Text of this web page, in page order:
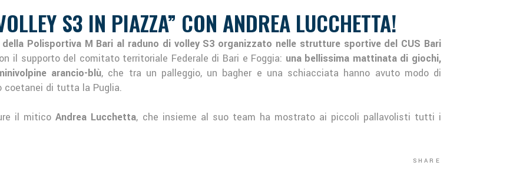
S3 IN PIAZZA” CON ANDREA LUCCHETTA!
Polisportiva M Bari al raduno di volley S3 organizzato nelle strutture sportive del CUS Bari
il supporto del comitato territoriale Federale di Bari e Foggia: una bellissima mattinata di giochi,
arancio-blù, che tra un palleggio, un bagher e una schiacciata hanno avuto modo di
coetanei di tutta la Puglia.
il miticoAndrea Lucchetta, che insieme al suo team ha mostrato ai piccoli pallavolisti tutti i
SHARE